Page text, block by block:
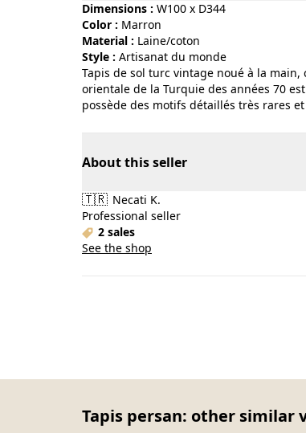
Dimensions : W100 x D344
Color :
marron
Material :
laine/coton
Style :
artisanat du monde
Tapis de sol turc vintage noué à la
orientale de la Turquie des années 70
possède des motifs détaillés très rares
About this seller
🇹🇷 Necati K.
Professional seller
2 sales
See the shop
Tapis persan: other similar